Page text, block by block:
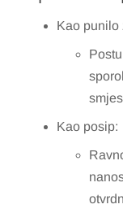
Kao punilo
Kao posip: